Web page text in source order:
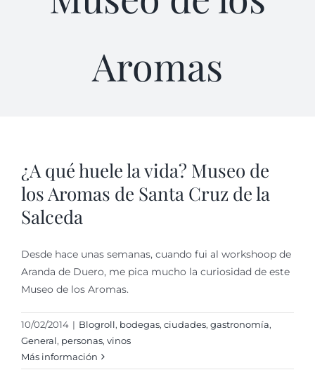
Aromas
¿A qué huele la vida? Museo de
los Aromas de Santa Cruz de la
Salceda
Desde hace unas semanas, cuando fui al workshoop de
Aranda de Duero, me pica mucho la curiosidad de este
Museo de los Aromas.
10/02/2014 | Blogroll, bodegas, ciudades, gastronomí­a,
General, personas, vinos
Más información